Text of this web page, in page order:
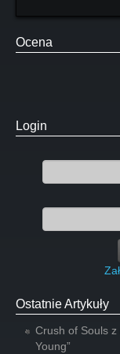
Ocena
Login
Ostatnie Artykuły
Crush of Souls
Young”